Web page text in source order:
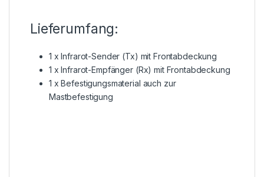
Lieferumfang:
1 x Infrarot-Sender (Tx) mit Frontabdeckung
1 x Infrarot-Empfänger (Rx) mit Frontabdeckung
1 x Befestigungsmaterial auch zur
Mastbefestigung